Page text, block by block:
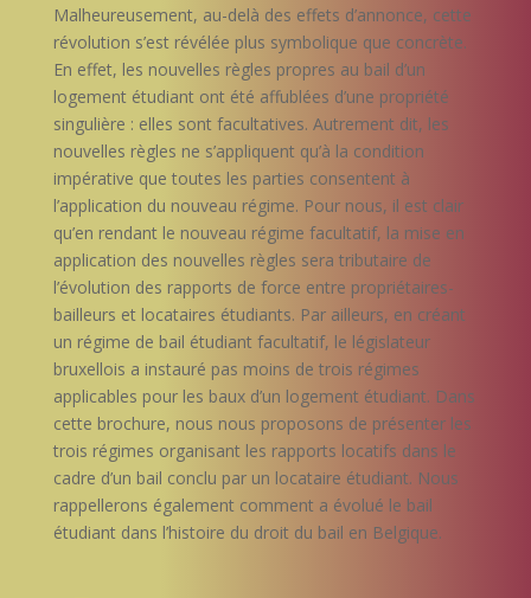
Malheureusement, au-delà des effets d’annonce, cette
révolution s’est révélée plus symbolique que concrète.
En effet, les nouvelles règles propres au bail d’un
logement étudiant ont été affublées d’une propriété
singulière : elles sont facultatives. Autrement dit, les
nouvelles règles ne s’appliquent qu’à la condition
impérative que toutes les parties consentent à
l’application du nouveau régime. Pour nous, il est clair
qu’en rendant le nouveau régime facultatif, la mise en
application des nouvelles règles sera tributaire de
l’évolution des rapports de force entre propriétaires-
bailleurs et locataires étudiants. Par ailleurs, en créant
un régime de bail étudiant facultatif, le législateur
bruxellois a instauré pas moins de trois régimes
applicables pour les baux d’un logement étudiant. Dans
cette brochure, nous nous proposons de présenter les
trois régimes organisant les rapports locatifs dans le
cadre d’un bail conclu par un locataire étudiant. Nous
rappellerons également comment a évolué le bail
étudiant dans l’histoire du droit du bail en Belgique.